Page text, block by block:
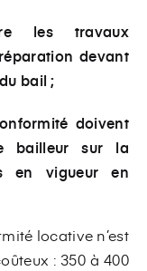
les travaux
devant
bail ;
doivent
bailleur sur la
en vigueur en
locative n’est
: 350 à 400